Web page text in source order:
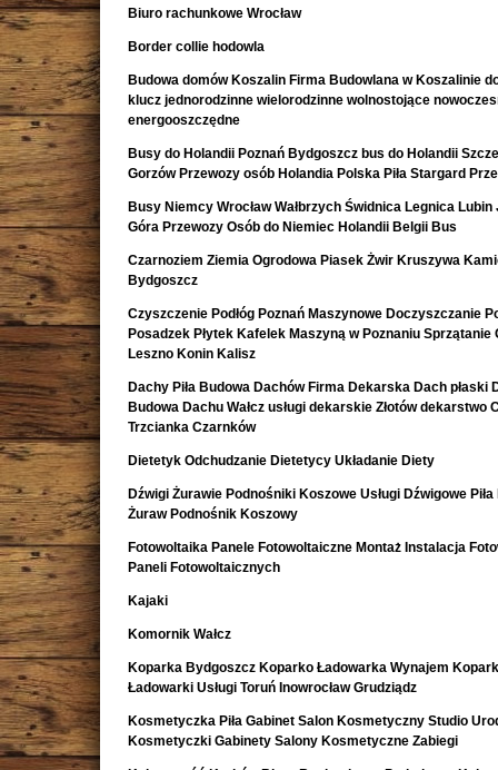
Biuro rachunkowe Wrocław
Border collie hodowla
Budowa domów Koszalin Firma Budowlana w Koszalinie
klucz jednorodzinne wielorodzinne wolnostojące
energooszczędne
Busy do Holandii Poznań Bydgoszcz bus do Holandii
Gorzów Przewozy osób Holandia Polska Piła Stargard
Busy Niemcy Wrocław Wałbrzych Świdnica Legnica Lubin
Góra Przewozy Osób do Niemiec Holandii Belgii Bus
Czarnoziem Ziemia Ogrodowa Piasek Żwir Kruszywa
Bydgoszcz
Czyszczenie Podłóg Poznań Maszynowe Doczyszczanie
Posadzek Płytek Kafelek Maszyną w Poznaniu Sprzątanie
Leszno Konin Kalisz
Dachy Piła Budowa Dachów Firma Dekarska Dach płaski
Budowa Dachu Wałcz usługi dekarskie Złotów dekarstwo
Trzcianka Czarnków
Dietetyk Odchudzanie Dietetycy Układanie Diety
Dźwigi Żurawie Podnośniki Koszowe Usługi Dźwigowe Piła
Żuraw Podnośnik Koszowy
Fotowoltaika Panele Fotowoltaiczne Montaż Instalacja
Paneli Fotowoltaicznych
Kajaki
Komornik Wałcz
Koparka Bydgoszcz Koparko Ładowarka Wynajem
Ładowarki Usługi Toruń Inowrocław Grudziądz
Kosmetyczka Piła Gabinet Salon Kosmetyczny Studio
Kosmetyczki Gabinety Salony Kosmetyczne Zabiegi